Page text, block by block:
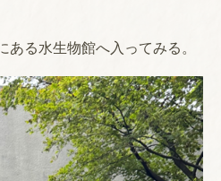
ある水生物館へ入ってみる。